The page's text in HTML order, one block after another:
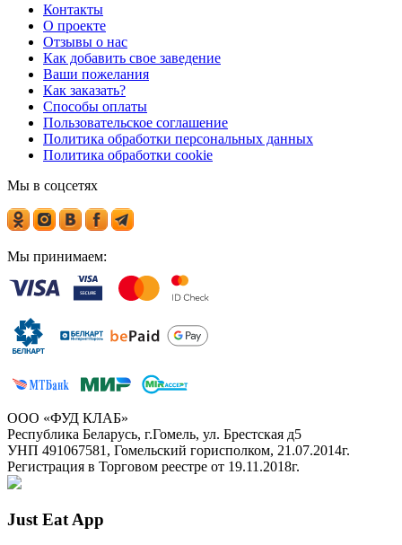
Контакты
О проекте
Отзывы о нас
Как добавить свое заведение
Ваши пожелания
Как заказать?
Способы оплаты
Пользовательское соглашение
Политика обработки персональных данных
Политика обработки cookie
Мы в соцсетях
Мы принимаем:
ООО «ФУД КЛАБ»
Республика Беларусь, г.Гомель, ул. Брестская д5
УНП 491067581, Гомельский горисполком, 21.07.2014г.
Регистрация в Торговом реестре от 19.11.2018г.
Just Eat App